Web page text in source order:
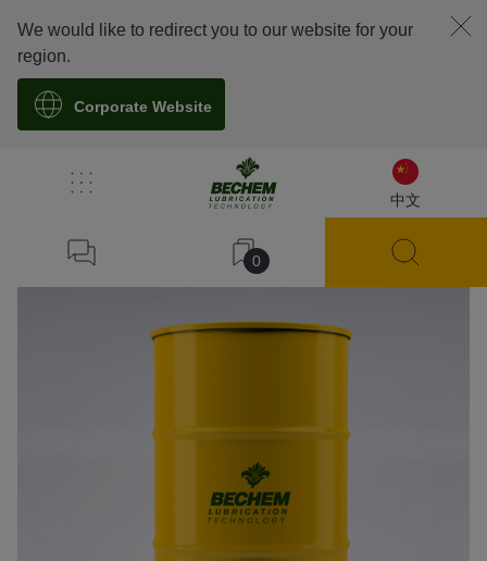
中文
0
We would like to redirect you to our website for your
region.
Corporate Website
溯源